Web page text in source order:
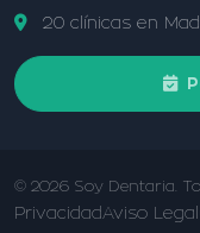
20 clínicas en
© 2026 Soy Dentaria.
Privacidad Aviso Legal